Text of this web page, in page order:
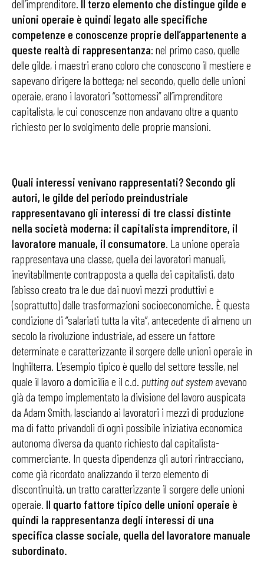
dell’imprenditore.
Il terzo elemento che distingue gilde e
unioni operaie è quindi legato alle specifiche
competenze e conoscenze proprie dell’appartenente a
queste realtà di rappresentanza: nel primo caso, quelle
delle gilde, i maestri erano coloro che conoscono il mestiere e
sapevano dirigere la bottega; nel secondo, quello delle unioni
operaie, erano i lavoratori “sottomessi” all’imprenditore
capitalista, le cui conoscenze non andavano oltre a quanto
richiesto per lo svolgimento delle proprie mansioni.
Quali interessi venivano rappresentati? Secondo gli
autori, le gilde del periodo preindustriale
rappresentavano gli interessi di tre classi distinte
nella società moderna: il capitalista imprenditore, il
lavoratore manuale, il consumatore. La unione operaia
rappresentava una classe, quella dei lavoratori manuali,
inevitabilmente contrapposta a quella dei capitalisti, dato
l’abisso creato tra le due dai nuovi mezzi produttivi e
(soprattutto) dalle trasformazioni socioeconomiche. È questa
condizione di “salariati tutta la vita”, antecedente di almeno un
secolo la rivoluzione industriale, ad essere un fattore
determinate e caratterizzante il sorgere delle unioni operaie in
Inghilterra. L’esempio tipico è quello del settore tessile, nel
quale il lavoro a domicilia e il c.d. putting out system avevano
già da tempo implementato la divisione del lavoro auspicata
da Adam Smith, lasciando ai lavoratori i mezzi di produzione
ma di fatto privandoli di ogni possibile iniziativa economica
autonoma diversa da quanto richiesto dal capitalista-
commerciante. In questa dipendenza gli autori rintracciano,
come già ricordato analizzando il terzo elemento di
discontinuità, un tratto caratterizzante il sorgere delle unioni
operaie. Il quarto fattore tipico delle unioni operaie è
quindi la rappresentanza degli interessi di una
specifica classe sociale, quella del lavoratore manuale
subordinato.